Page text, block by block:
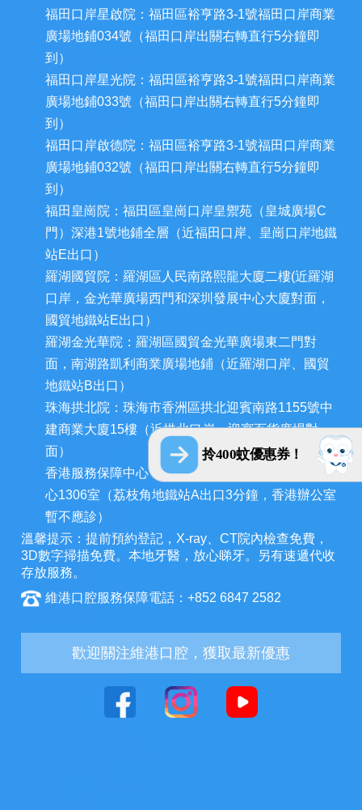
拎400蚊優惠券！
福田口岸星啟院：福田區裕亨路3-1號福田口岸商業
廣場地鋪034號（福田口岸出關右轉直行5分鐘即
到）
福田口岸星光院：福田區裕亨路3-1號福田口岸商業
廣場地鋪033號（福田口岸出關右轉直行5分鐘即
到）
福田口岸啟德院：福田區裕亨路3-1號福田口岸商業
廣場地鋪032號（福田口岸出關右轉直行5分鐘即
到）
福田皇崗院：福田區皇崗口岸皇禦苑（皇城廣場C
門）深港1號地鋪全層（近福田口岸、皇崗口岸地鐵
站E出口）
羅湖國貿院：羅湖區人民南路熙龍大廈二樓(近羅湖
口岸，金光華廣場西門和深圳發展中心大廈對面，
國貿地鐵站E出口）
羅湖金光華院：羅湖區國貿金光華廣場東二門對
面，南湖路凱利商業廣場地鋪（近羅湖口岸、國貿
地鐵站B出口）
珠海拱北院：珠海市香洲區拱北迎賓南路1155號中
建商業大廈15樓（近拱北口岸，迎賓百貨廣場對
面）
香港服務保障中心：九龍荔枝角長裕街11號定豐中
心1306室（荔枝角地鐵站A出口3分鐘，香港辦公室
暫不應診）
溫馨提示：提前預約登記，X-ray、CT院內檢查免費，
3D數字掃描免費。本地牙醫，放心睇牙。另有速遞代收
存放服務。
維港口腔服務保障電話：+852 6847 2582
歡迎關注維港口腔，獲取最新優惠